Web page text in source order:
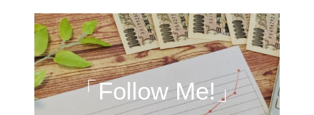
「Follow Me!」